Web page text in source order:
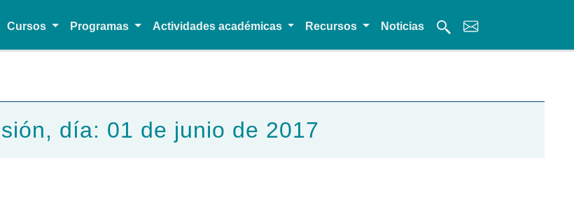
Cursos Programas Actividades académicas Recursos Noticias
día: 01 de junio de 2017